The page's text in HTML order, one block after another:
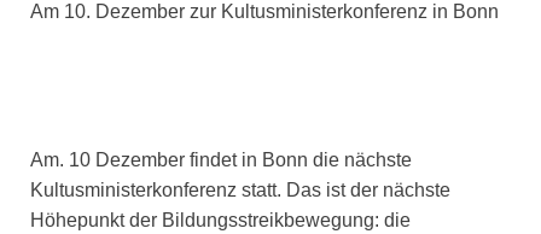
Am 10. Dezember zur Kultusministerkonferenz in Bonn
Am. 10 Dezember findet in Bonn die nächste
Kultusministerkonferenz statt. Das ist der nächste
Höhepunkt der Bildungsstreikbewegung: die